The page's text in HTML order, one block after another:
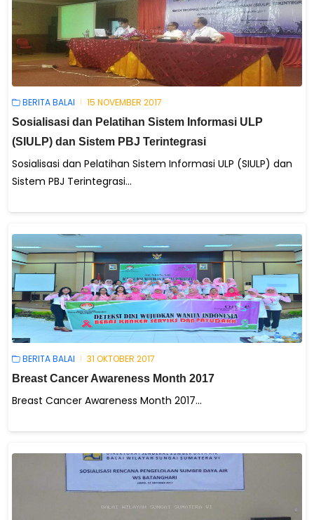
BERITA BALAI
15 NOVEMBER 2017
Sosialisasi dan Pelatihan Sistem Informasi ULP
(SIULP) dan Sistem PBJ Terintegrasi
Sosialisasi dan Pelatihan Sistem Informasi ULP (SIULP) dan
Sistem PBJ Terintegrasi...
BERITA BALAI
31 OKTOBER 2017
Breast Cancer Awareness Month 2017
Breast Cancer Awareness Month 2017...